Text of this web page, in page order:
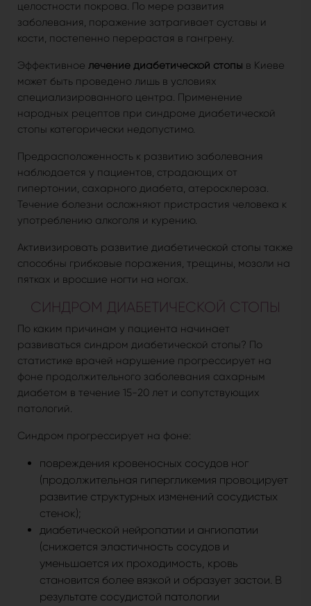
целостности покрова. По мере развития
заболевания, поражение затрагивает суставы и
кости, постепенно перерастая в гангрену.
Эффективное лечение диабетической стопы в Киеве
может быть проведено лишь в условиях
специализированного центра. Применение
народных рецептов при синдроме диабетической
стопы категорически недопустимо.
Предрасположенность к развитию заболевания
наблюдается у пациентов, страдающих от
гипертонии, сахарного диабета, атеросклероза.
Течение болезни осложняют пристрастия человека к
употреблению алкоголя и курению.
Активизировать развитие диабетической стопы также
способны грибковые поражения, трещины, мозоли на
пятках и вросшие ногти на ногах.
СИНДРОМ ДИАБЕТИЧЕСКОЙ СТОПЫ
По каким причинам у пациента начинает
развиваться синдром диабетической стопы? По
статистике врачей нарушение прогрессирует на
фоне продолжительного заболевания сахарным
диабетом в течение 15-20 лет и сопутствующих
патологий.
Синдром прогрессирует на фоне:
повреждения кровеносных сосудов ног
(продолжительная гипергликемия провоцирует
развитие структурных изменений сосудистых
стенок);
диабетической нейропатии и ангиопатии
(снижается эластичность сосудов и
уменьшается их проходимость, кровь
становится более вязкой и образует застои. В
результате сосудистой патологии